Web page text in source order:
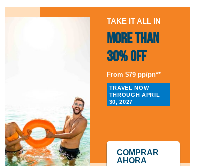
TAKE IT ALL IN
More than
30% Off
From $79 pp/pn**
TRAVEL NOW
THROUGH APRIL
30, 2027
COMPRAR
AHORA